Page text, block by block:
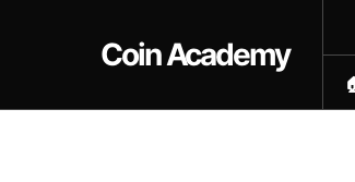
Coin Academy